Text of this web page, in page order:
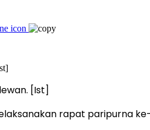
[Ist]
rapat paripurna